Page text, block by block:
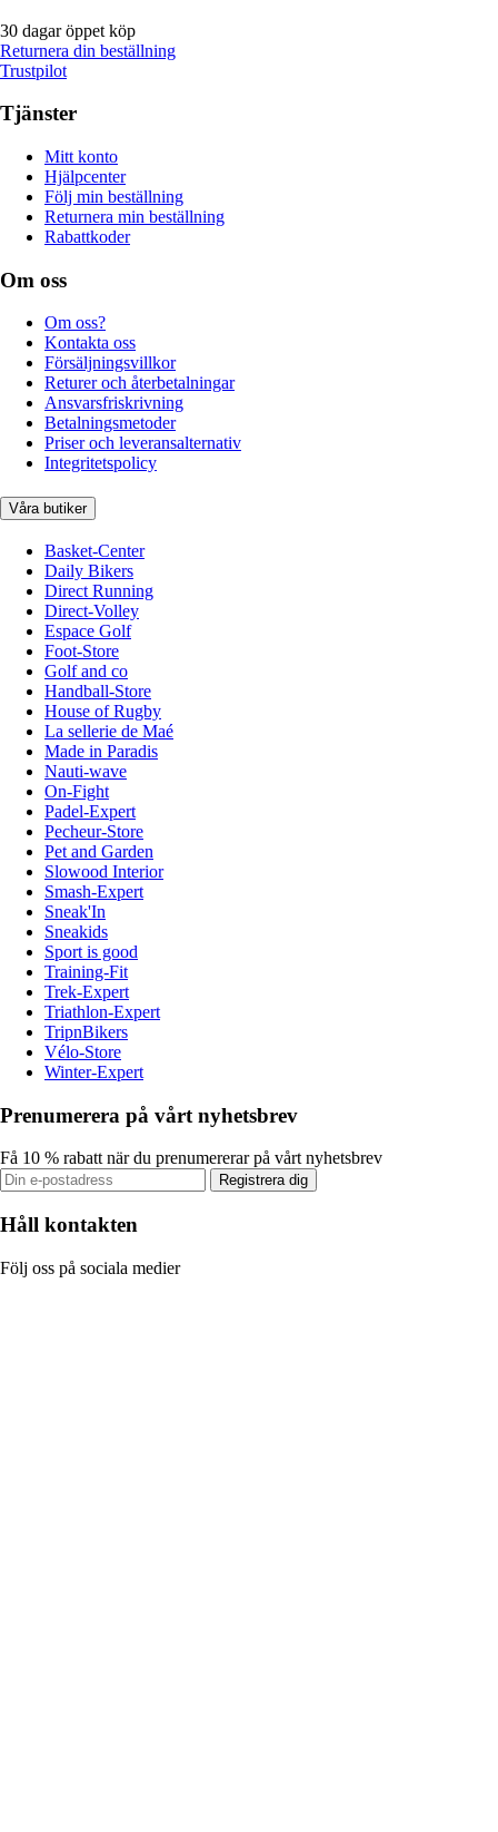
30 dagar öppet köp
Returnera din beställning
Trustpilot
Tjänster
Mitt konto
Hjälpcenter
Följ min beställning
Returnera min beställning
Rabattkoder
Om oss
Om oss?
Kontakta oss
Försäljningsvillkor
Returer och återbetalningar
Ansvarsfriskrivning
Betalningsmetoder
Priser och leveransalternativ
Integritetspolicy
Våra butiker
Basket-Center
Daily Bikers
Direct Running
Direct-Volley
Espace Golf
Foot-Store
Golf and co
Handball-Store
House of Rugby
La sellerie de Maé
Made in Paradis
Nauti-wave
On-Fight
Padel-Expert
Pecheur-Store
Pet and Garden
Slowood Interior
Smash-Expert
Sneak'In
Sneakids
Sport is good
Training-Fit
Trek-Expert
Triathlon-Expert
TripnBikers
Vélo-Store
Winter-Expert
Prenumerera på vårt nyhetsbrev
Få 10 % rabatt när du prenumererar på vårt nyhetsbrev
Registrera dig
Håll kontakten
Följ oss på sociala medier